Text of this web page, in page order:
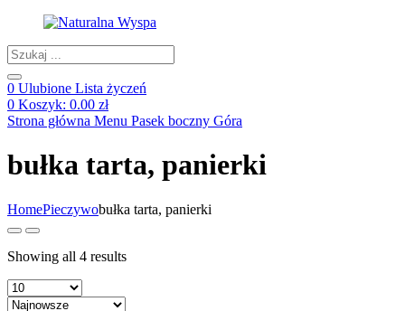
Products
search
0 Ulubione Lista życzeń
0 Koszyk: 0.00 zł
Strona główna Menu Pasek boczny Góra
bułka tarta, panierki
HomePieczywobułka tarta, panierki
Showing all 4 results